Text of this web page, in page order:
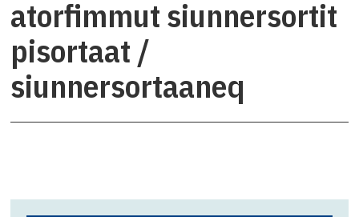
atorfimmut siunnersortit
pisortaat /
siunnersortaaneq